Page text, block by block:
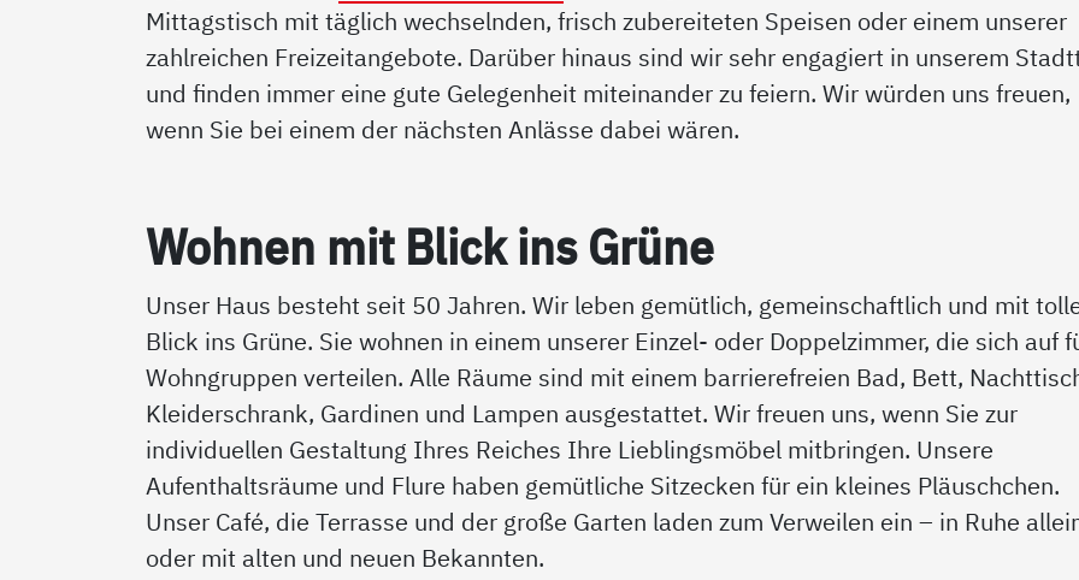
Mittagstisch mit täglich wechselnden, frisch zubereiteten Speisen oder einem unserer
zahlreichen Freizeitangebote. Darüber hinaus sind wir sehr engagiert in unserem
und finden immer eine gute Gelegenheit miteinander zu feiern. Wir würden uns freuen,
wenn Sie bei einem der nächsten Anlässe dabei wären.
Woh­nen mit Blick ins Grü­ne
Unser Haus besteht seit 50 Jahren. Wir leben gemütlich, gemeinschaftlich und mit
Blick ins Grüne. Sie wohnen in einem unserer Einzel- oder Doppelzimmer, die sich auf
Wohngruppen verteilen. Alle Räume sind mit einem barrierefreien Bad, Bett,
Kleiderschrank, Gardinen und Lampen ausgestattet. Wir freuen uns, wenn Sie zur
individuellen Gestaltung Ihres Reiches Ihre Lieblingsmöbel mitbringen. Unsere
Aufenthaltsräume und Flure haben gemütliche Sitzecken für ein kleines Pläuschchen.
Unser Café, die Terrasse und der große Garten laden zum Verweilen ein – in Ruhe
oder mit alten und neuen Bekannten.